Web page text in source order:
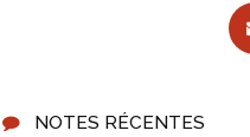
NOTES RÉCENTES